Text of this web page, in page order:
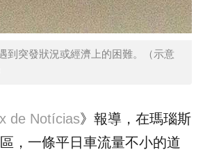
到突發狀況或經濟上的困難。（示意
de Notícias》報導，在瑪瑙斯
，一條平日車流量不小的道